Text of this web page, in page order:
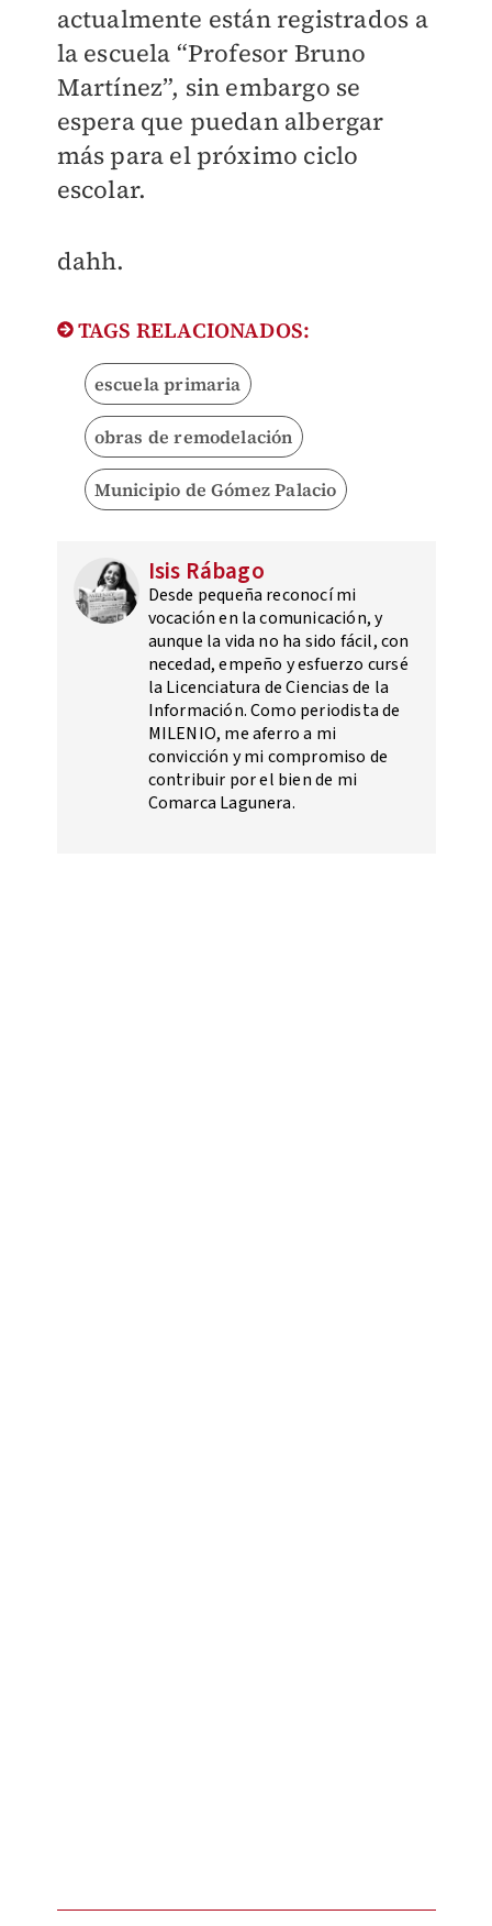
actualmente están registrados a
la escuela “Profesor Bruno
Martínez”, sin embargo se
espera que puedan albergar
más para el próximo ciclo
escolar.
dahh.
TAGS RELACIONADOS:
escuela primaria
obras de remodelación
Municipio de Gómez Palacio
Isis Rábago
Desde pequeña reconocí mi
vocación en la comunicación, y
aunque la vida no ha sido fácil, con
necedad, empeño y esfuerzo cursé
la Licenciatura de Ciencias de la
Información. Como periodista de
MILENIO, me aferro a mi
convicción y mi compromiso de
contribuir por el bien de mi
Comarca Lagunera.